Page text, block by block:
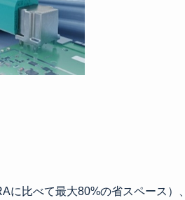
に比べて最大80%の省スペース）、